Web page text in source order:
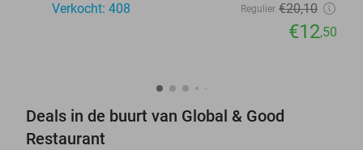
Verkocht: 408
Regulier €20,10
€12,50
Deals in de buurt van Global & Good
Restaurant